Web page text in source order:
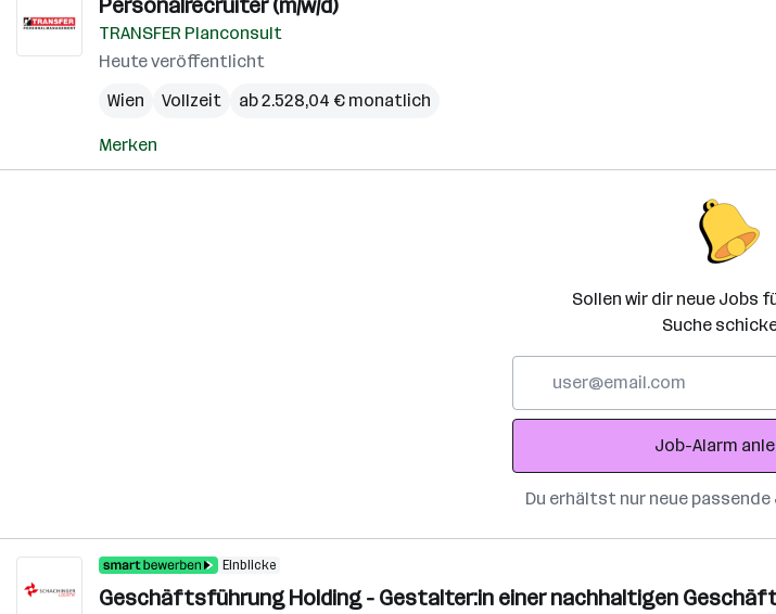
Personalrecruiter (m/w/d)
TRANSFER Planconsult
Heute veröffentlicht
Wien
Vollzeit ab 2.528,04 € monatlich
Merken
Sollen wir dir neue Jobs
Suche
Adresse
Job-Alarm
Du erhältst nur neue
Einblicke
Geschäftsführung Holding - Gestalter:in einer nachhaltigen